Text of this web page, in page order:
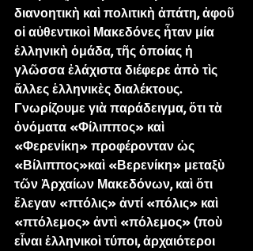
διανοητικὴ καὶ πολιτικὴ ἀπάτη, ἀφοῦ
οἱ αὐθεντικοὶ Μακεδόνες ἦταν μία
ἑλληνικὴ ὁμάδα, τῆς ὁποίας ἡ
γλῶσσα ἐλάχιστα διέφερε ἀπὸ τὶς
ἄλλες ἑλληνικὲς διαλέκτους.
Γνωρίζουμε γιὰ παράδειγμα, ὅτι τὰ
ὀνόματα «Φίλιππος» καὶ
«Φερενίκη» προφέρονταν ὡς
«Βίλιππος»καὶ «Βερενίκη» μεταξὺ
τῶν Ἀρχαίων Μακεδόνων, καὶ ὅτι
ἔλεγαν «πτόλις» ἀντί «πόλις» καὶ
«πτόλεμος» ἀντὶ «πόλεμος» (ποὺ
εἶναι ἑλληνικοὶ τύποι, ἀρχαιότεροι